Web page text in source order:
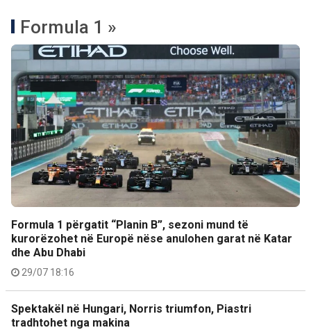
Formula 1 »
Formula 1 përgatit “Planin B”, sezoni mund të
kurorëzohet në Europë nëse anulohen garat në Katar
dhe Abu Dhabi
29/07 18:16
Spektakël në Hungari, Norris triumfon, Piastri
tradhtohet nga makina